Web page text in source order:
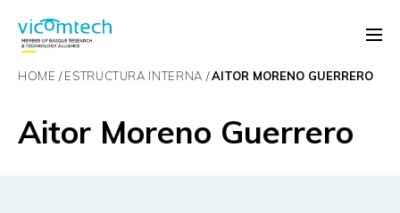
HOME ESTRUCTURA INTERNA AITOR MORENO GUERRERO
Aitor Moreno Guerrero